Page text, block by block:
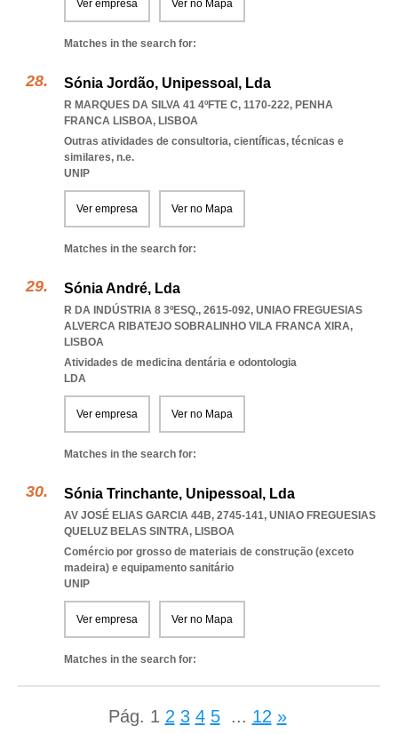
Ver empresa Ver no Mapa
Matches in the search for:
Sónia Jordão, Unipessoal, Lda
R MARQUES DA SILVA 41 4ºFTE C, 1170-222, PENHA
FRANCA LISBOA, LISBOA
Outras atividades de consultoria, científicas, técnicas e
similares, n.e.
UNIP
Ver empresa Ver no Mapa
Matches in the search for:
Sónia André, Lda
R DA INDÚSTRIA 8 3ºESQ., 2615-092, UNIAO FREGUESIAS
ALVERCA RIBATEJO SOBRALINHO VILA FRANCA XIRA,
LISBOA
Atividades de medicina dentária e odontologia
LDA
Ver empresa Ver no Mapa
Matches in the search for:
Sónia Trinchante, Unipessoal, Lda
AV JOSÉ ELIAS GARCIA 44B, 2745-141, UNIAO FREGUESIAS
QUELUZ BELAS SINTRA, LISBOA
Comércio por grosso de materiais de construção (exceto
madeira) e equipamento sanitário
UNIP
Ver empresa Ver no Mapa
Matches in the search for:
Pág. 1 2 3 4 5 ... 12 »